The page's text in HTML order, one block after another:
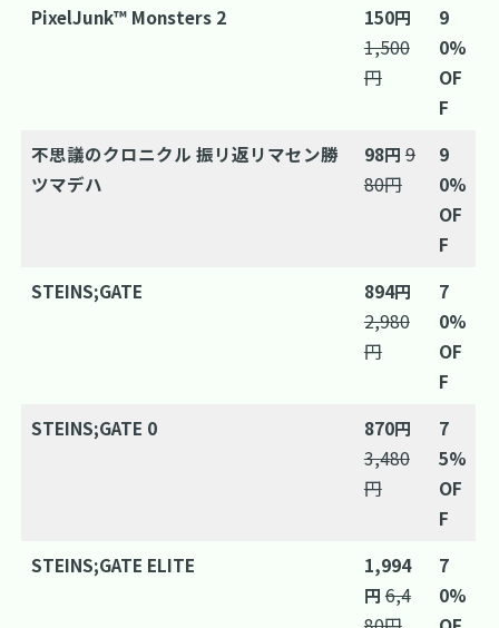
PixelJunk™ Monsters 2
150円
1,500
円
9
0%
OF
F
不思議のクロニクル 振リ返リマセン勝
ツマデハ
98円 9
80円
9
0%
OF
F
STEINS;GATE
894円
2,980
円
7
0%
OF
F
STEINS;GATE 0
870円
3,480
円
7
5%
OF
F
STEINS;GATE ELITE
1,994
円 6,4
7
0%